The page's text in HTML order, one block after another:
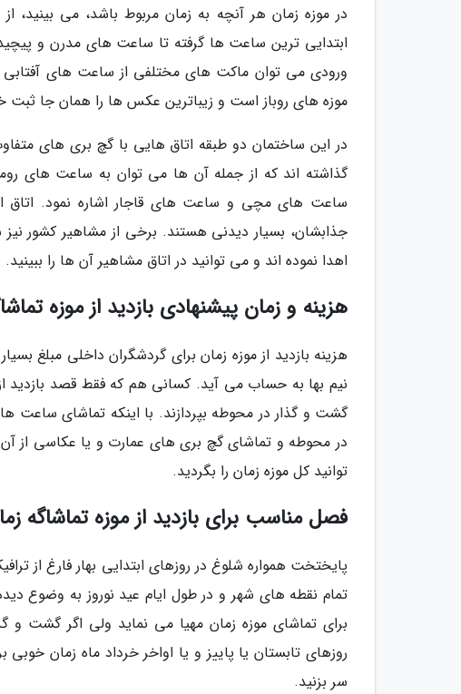
در موزه زمان هر آنچه به زمان مربوط باشد، می بینید،
ابتدایی ترین ساعت ها گرفته تا ساعت های مدرن و
ورودی می توان ماکت های مختلفی از ساعت های آفتابی
موزه های روباز است و زیباترین عکس ها را همان جا ثبت
در این ساختمان دو طبقه اتاق هایی با گچ بری های
گذاشته اند که از جمله آن ها می توان به ساعت های
ساعت های مچی و ساعت های قاجار اشاره نمود. اتاق
جذابشان، بسیار دیدنی هستند. برخی از مشاهیر کشور
اهدا نموده اند و می توانید در اتاق مشاهیر آن ها را ببینید.
هزینه و زمان پیشنهادی بازدید از موزه
هزینه بازدید از موزه زمان برای گردشگران داخلی مبلغ
نیم بها به حساب می آید. کسانی هم که فقط قصد بازدید
گشت و گذار در محوطه بپردازند. با اینکه تماشای
توانید کل موزه زمان را بگردید.
فصل مناسب برای بازدید از موزه تماشاگه
پایختخت همواره شلوغ در روزهای ابتدایی بهار فارغ از
تمام نقطه های شهر و در طول ایام عید نوروز به وضوع
برای تماشای موزه زمان مهیا می نماید ولی اگر گشت و
روزهای تابستان یا پاییز و یا اواخر خرداد ماه زمان
سر بزنید.